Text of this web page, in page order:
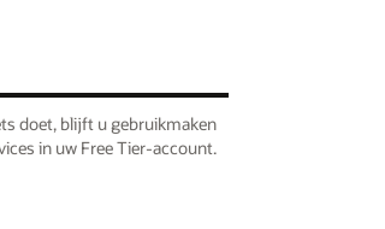
doet, blijft u gebruikmaken
in uw Free Tier-account.